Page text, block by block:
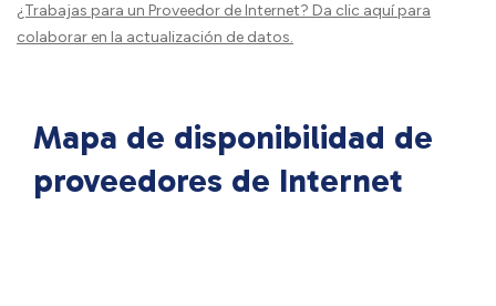
¿Trabajas para un Proveedor de Internet? Da clic aquípara
colaborar en la actualización de datos.
Mapa de disponibilidad de
proveedores de Internet